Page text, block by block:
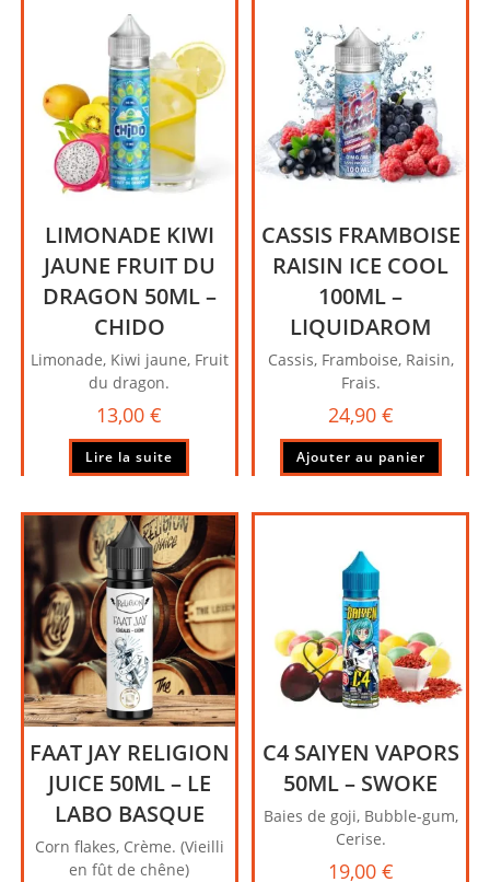
LIMONADE KIWI
JAUNE FRUIT DU
DRAGON 50ML –
CHIDO
Limonade, Kiwi jaune, Fruit
du dragon.
13,00€
Lire la suite
CASSIS FRAMBOISE
RAISIN ICE COOL
100ML –
LIQUIDAROM
Cassis, Framboise, Raisin,
Frais.
24,90 €
Ajouter au panier
FAAT JAY RELIGION
JUICE 50ML – LE
LABO BASQUE
Corn flakes, Crème. (Vieilli
en fût de chêne)
C4 SAIYEN VAPORS
50ML – SWOKE
Baies de goji, Bubble-gum,
Cerise.
19,00 €